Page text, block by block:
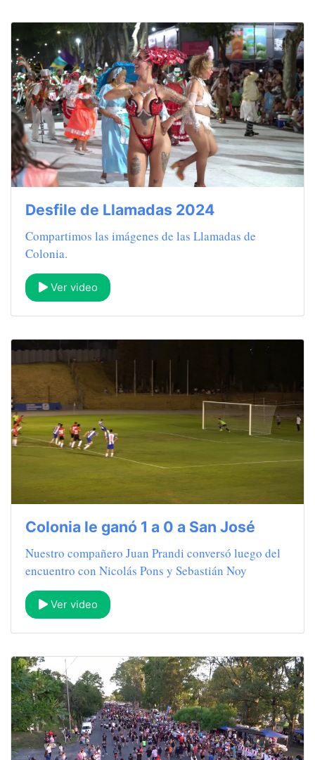
Desfile de Llamadas 2024
Compartimos las imágenes de las Llamadas de
Colonia.
Ver video
Colonia le ganó 1 a 0 a San José
Nuestro compañero Juan Prandi conversó luego del
encuentro con Nicolás Pons y Sebastián Noy
Ver video